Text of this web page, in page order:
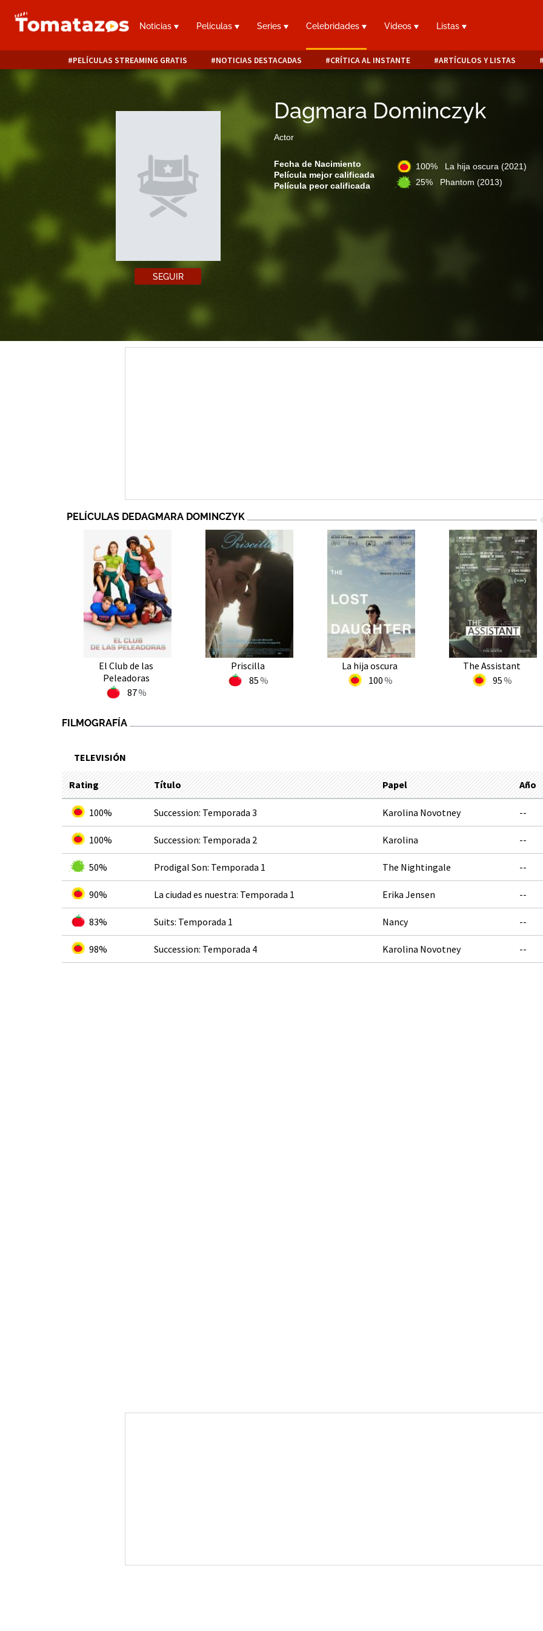
Noticias Películas Series Celebridades Videos Listas
PELÍCULAS STREAMING GRATIS NOTICIAS DESTACADAS CRÍTICA AL INSTANTE ARTÍCULOS Y LISTAS
SEGUIR
Dagmara Dominczyk
Actor
Fecha de Nacimiento
Película mejor calificada
100% La hija oscura (2021)
Película peor calificada
25% Phantom (2013)
PELÍCULAS DEDAGMARA DOMINCZYK
El Club de las
Peleadoras
87
Priscilla
85
La hija oscura
100
The Assistant
95
FILMOGRAFÍA
TELEVISIÓN
Rating Título Papel Año
100% Succession: Temporada 3 Karolina Novotney --
100% Succession: Temporada 2 Karolina --
50% Prodigal Son: Temporada 1 The Nightingale --
90% La ciudad es nuestra: Temporada 1 Erika Jensen --
83% Suits: Temporada 1 Nancy --
98% Succession: Temporada 4 Karolina Novotney --